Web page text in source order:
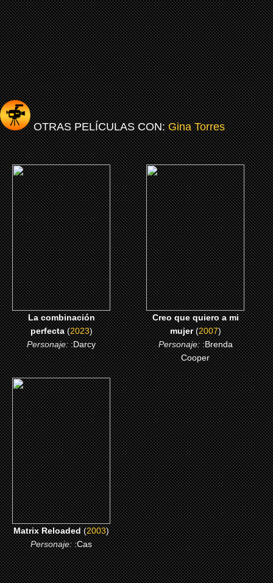
OTRAS PELÍCULAS CON:Gina Torres
(2023)
La combinación perfecta
CLICK ME
La combinación
perfecta(2023)
Personaje::Darcy
(2007)
Creo que quiero a mi
mujer
CLICK ME
Creo que quiero a mi
mujer(2007)
Personaje::Brenda
Cooper
(2003)
Matrix Reloaded
CLICK ME
Matrix Reloaded(2003)
Personaje::Cas